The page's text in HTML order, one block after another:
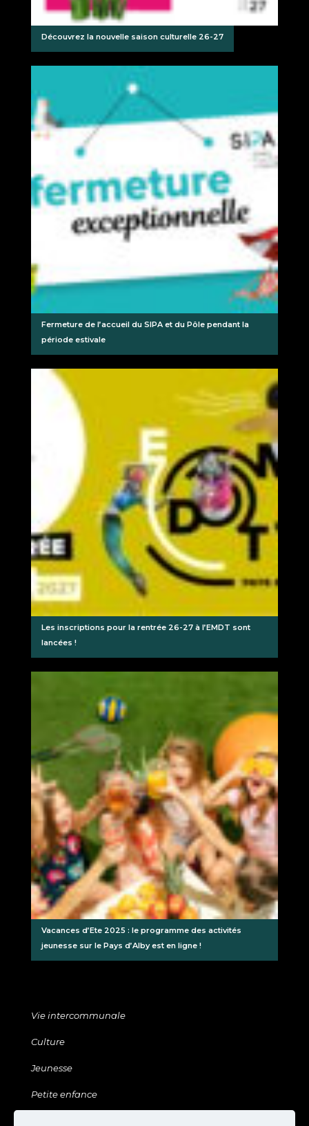
Découvrez la nouvelle saison culturelle 26-27
Fermeture de l’accueil du SIPA et du Pôle pendant la
période estivale
Les inscriptions pour la rentrée 26-27 à l’EMDT sont
lancées !
Vacances d’Ete 2025 : le programme des activités
jeunesse sur le Pays d’Alby est en ligne !
Vie intercommunale
Culture
Jeunesse
Petite enfance